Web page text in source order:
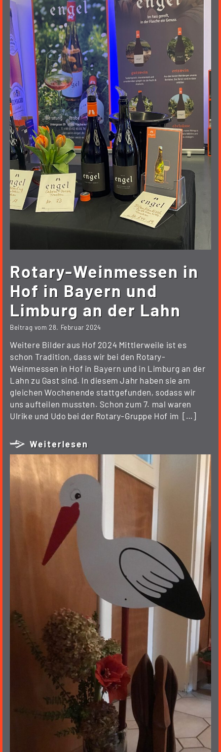
Rotary-Weinmessen in
Hof in Bayern und
Limburg an der Lahn
Beitrag vom28. Februar 2024
Weitere Bilder aus Hof 2024 Mittlerweile ist es
schon Tradition, dass wir bei den Rotary-
Weinmessen in Hof in Bayern und in Limburg an der
Lahn zu Gast sind. In diesem Jahr haben sie am
gleichen Wochenende stattgefunden, sodass wir
uns aufteilen mussten. Schon zum 7. mal waren
Ulrike und Udo bei der Rotary-Gruppe Hof im […]
Weiterlesen